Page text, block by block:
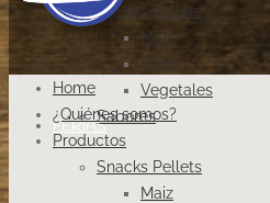
Snacks Pellets
Maiz
Trigo
Vegetales
Sabores
FERIAS
Home
¿Quiénes somos?
Productos
Snacks Pellets
Maiz